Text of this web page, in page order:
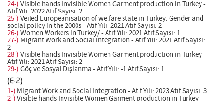
24-) Visible hands Invisible Women Garment production in Turkey -
Atıf Yılı: 2022 Atıf Sayısı: 2
25-) Veiled Europeanisation of welfare state in Turkey: Gender and
social policy in the 2000s - Atıf Yılı: 2021 Atıf Sayısı: 2
26-) Women Workers in Turkey/ - Atıf Yılı: 2021 Atıf Sayısı: 1
27-) Migrant Work and Social Integration - Atıf Yılı: 2021 Atıf Sayısı:
2
28-) Visible hands Invisible Women Garment production in Turkey -
Atıf Yılı: 2021 Atıf Sayısı: 2
29-) Göç ve Sosyal Dışlanma - Atıf Yılı: -1 Atıf Sayısı: 1
(E-2)
1-) Migrant Work and Social Integration - Atıf Yılı: 2023 Atıf Sayısı: 3
2-) Visible hands Invisible Women Garment production in Turkey -